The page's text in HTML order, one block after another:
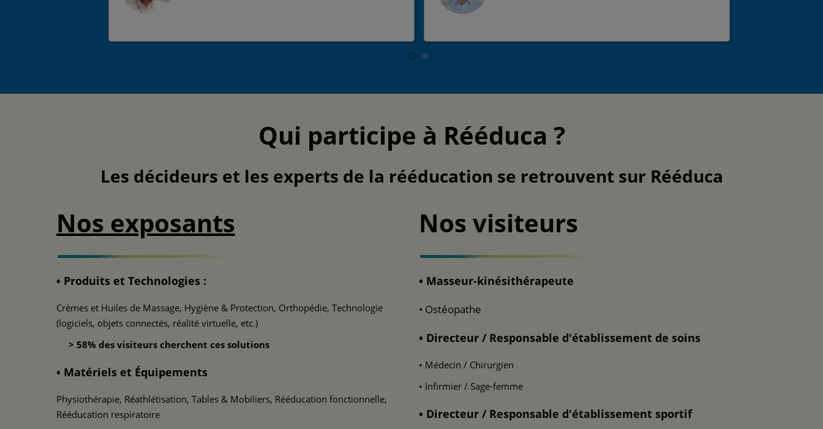
Qui participe à Rééduca ?
Les décideurs et les experts de la rééducation se retrouvent sur Rééduca
Nos exposants
• Produits et Technologies :
Crèmes et Huiles de Massage, Hygiène & Protection, Orthopédie, Technologie
(logiciels, objets connectés, réalité virtuelle, etc.)
> 58% des visiteurs cherchent ces solutions
• Matériels et Équipements
Physiothérapie, Réathlétisation, Tables & Mobiliers, Rééducation fonctionnelle,
Rééducation respiratoire
Nos visiteurs
• Masseur-kinésithérapeute
• Ostéopathe
• Directeur / Responsable d'établissement de soins
• Médecin / Chirurgien
• Infirmier / Sage-femme
• Directeur / Responsable d'établissement sportif